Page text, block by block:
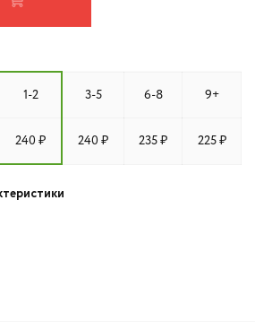
1-2 3-5 6-8 9+
240 ₽ 240 ₽ 235 ₽ 225 ₽